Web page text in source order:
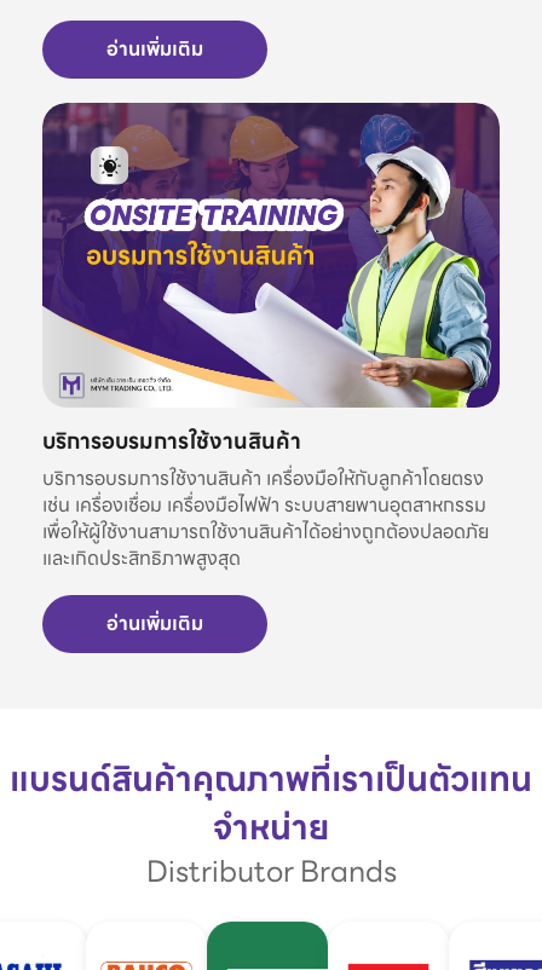
อ่านเพิ่มเติม
บริการอบรมการใช้งานสินค้า
บริการอบรมการใช้งานสินค้า เครื่องมือให้กับลูกค้าโดยตรง
เช่น เครื่องเชื่อม เครื่องมือไฟฟ้า ระบบสายพานอุตสาหกรรม
เพื่อให้ผู้ใช้งานสามารถใช้งานสินค้าได้อย่างถูกต้องปลอดภัย
และเกิดประสิทธิภาพสูงสุด
อ่านเพิ่มเติม
แบรนด์สินค้าคุณภาพที่เราเป็นตัวแทน
จำหน่าย
Distributor Brands